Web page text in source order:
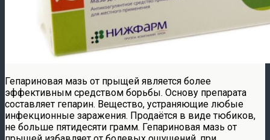
Гепариновая мазь от прыщей является более
эффективным средством борьбы. Основу препарата
составляет гепарин. Вещество, устраняющие любые
инфекционные заражения. Продаётся в виде тюбиков,
не больше пятидесяти грамм. Гепариновая мазь от